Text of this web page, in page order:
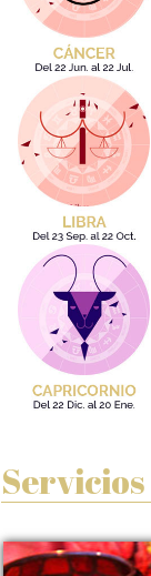
Servicios